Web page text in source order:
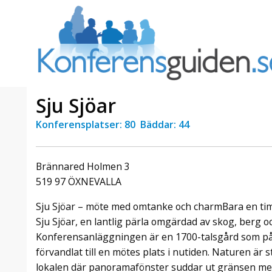
Sju Sjöar
Konferensplatser: 80 Bäddar: 44
Brännared Holmen 3
519 97 ÖXNEVALLA
Sju Sjöar – möte med omtanke och charmBara en
Sju Sjöar, en lantlig pärla omgärdad av skog, berg
Konferensanläggningen är en 1700-talsgård som
förvandlat till en mötes plats i nutiden. Naturen är
lokalen där panoramafönster suddar ut gränsen
av att
här är
Erbjudande från Sheraton
Julerbjudande
Välkommen att fira in julen
november och 19 december
förvandlar vi våra lokaler till en
stämningsfull mötesplats där
hantverk, tradi ...